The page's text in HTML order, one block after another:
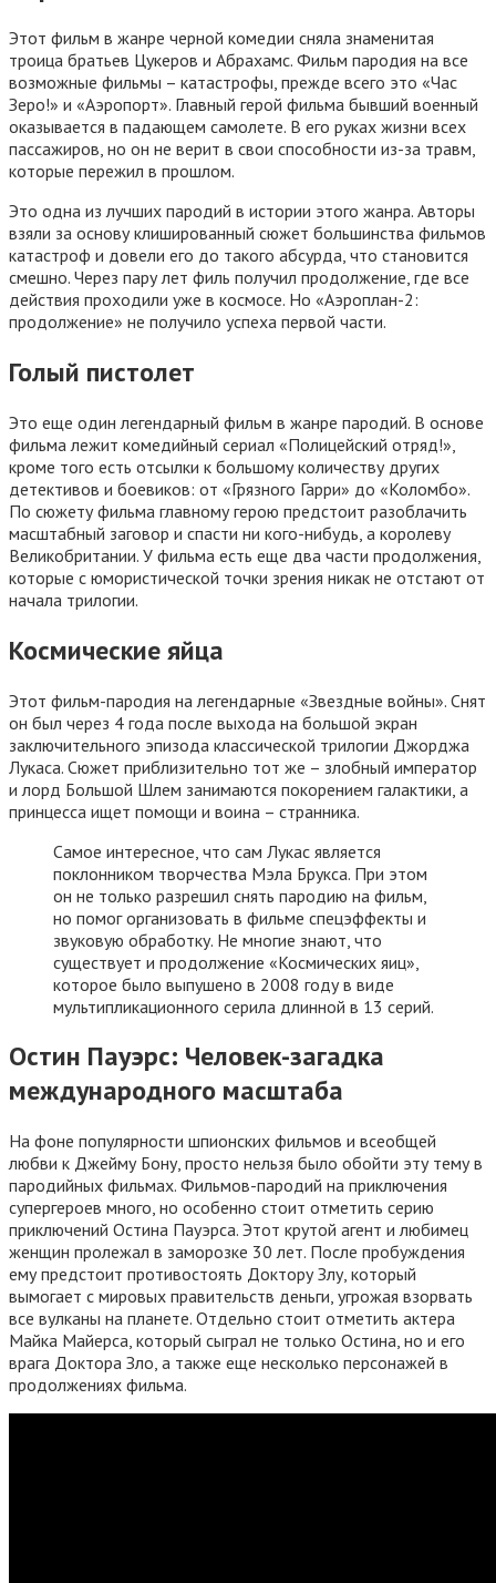
Этот фильм в жанре черной комедии сняла знаменитая
троица братьев Цукеров и Абрахамс. Фильм пародия на все
возможные фильмы – катастрофы, прежде всего это «Час
Зеро!» и «Аэропорт». Главный герой фильма бывший военный
оказывается в падающем самолете. В его руках жизни всех
пассажиров, но он не верит в свои способности из-за травм,
которые пережил в прошлом.
Это одна из лучших пародий в истории этого жанра. Авторы
взяли за основу клишированный сюжет большинства фильмов
катастроф и довели его до такого абсурда, что становится
смешно. Через пару лет филь получил продолжение, где все
действия проходили уже в космосе. Но «Аэроплан-2:
продолжение» не получило успеха первой части.
Голый пистолет
Это еще один легендарный фильм в жанре пародий. В основе
фильма лежит комедийный сериал «Полицейский отряд!»,
кроме того есть отсылки к большому количеству других
детективов и боевиков: от «Грязного Гарри» до «Коломбо».
По сюжету фильма главному герою предстоит разоблачить
масштабный заговор и спасти ни кого-нибудь, а королеву
Великобритании. У фильма есть еще два части продолжения,
которые с юмористической точки зрения никак не отстают от
начала трилогии.
Космические яйца
Этот фильм-пародия на легендарные «Звездные войны». Снят
он был через 4 года после выхода на большой экран
заключительного эпизода классической трилогии Джорджа
Лукаса. Сюжет приблизительно тот же – злобный император
и лорд Большой Шлем занимаются покорением галактики, а
принцесса ищет помощи и воина – странника.
Самое интересное, что сам Лукас является
поклонником творчества Мэла Брукса. При этом
он не только разрешил снять пародию на фильм,
но помог организовать в фильме спецэффекты и
звуковую обработку. Не многие знают, что
существует и продолжение «Космических яиц»,
которое было выпушено в 2008 году в виде
мультипликационного серила длинной в 13 серий.
Остин Пауэрс: Человек-загадка
международного масштаба
На фоне популярности шпионских фильмов и всеобщей
любви к Джейму Бону, просто нельзя было обойти эту тему в
пародийных фильмах. Фильмов-пародий на приключения
супергероев много, но особенно стоит отметить серию
приключений Остина Пауэрса. Этот крутой агент и любимец
женщин пролежал в заморозке 30 лет. После пробуждения
ему предстоит противостоять Доктору Злу, который
вымогает с мировых правительств деньги, угрожая взорвать
все вулканы на планете. Отдельно стоит отметить актера
Майка Майерса, который сыграл не только Остина, но и его
врага Доктора Зло, а также еще несколько персонажей в
продолжениях фильма.